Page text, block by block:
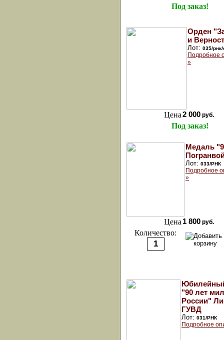
Под заказ!
Орден
и
Лот: 035/
Подробное
»
Цена2 000 руб.
Под заказ!
Медаль
Лот: 033/РНК
Подробное
»
Цена 1 800 руб.
Количество:
"90 лет
России"
ГУВД
Лот: 031/РНК
Подробное